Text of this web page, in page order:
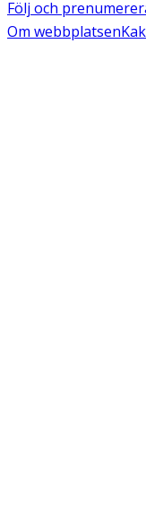
Följ och
Om webbplatsen